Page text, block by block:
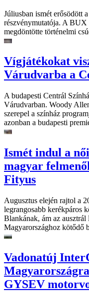
Júliusban ismét erősödött
részvénymutatója. A
megdöntötte történelmi
Vígjátékokat
Várudvarba a
A budapesti Centrál
Várudvarban. Woody
szerepel a színház
azonban a budapesti
Ismét indul a
magyar
Fityus
Augusztus elején rajtol a
legrangosabb kerékpáros
Blankának, ám az
Magyarországhoz kötődő
Vadonatúj
GYSEV